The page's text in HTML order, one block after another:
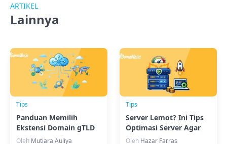
ARTIKEL
Lainnya
Tips
Panduan Memilih
Ekstensi Domain gTLD
dan ccTLD untuk SEO
Oleh Mutiara Auliya
Tips
Server Lemot? Ini Tips
Optimasi Server Agar
Super Cepat!
Oleh Hazar Farras